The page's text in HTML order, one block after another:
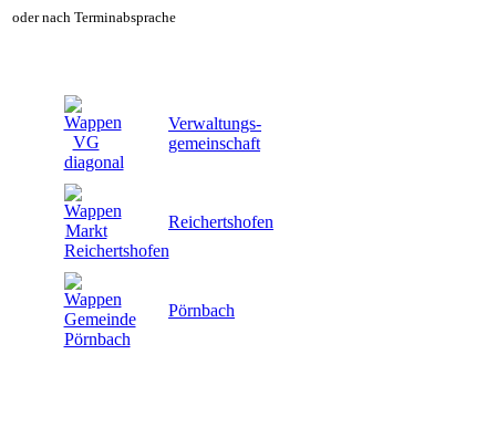
oder nach Terminabsprache
Verwaltungs-
gemeinschaft
Reichertshofen
Pörnbach